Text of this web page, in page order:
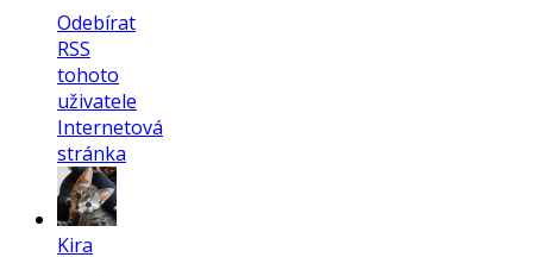
Odebírat
RSS
tohoto
uživatele
Internetová
stránka
Kira